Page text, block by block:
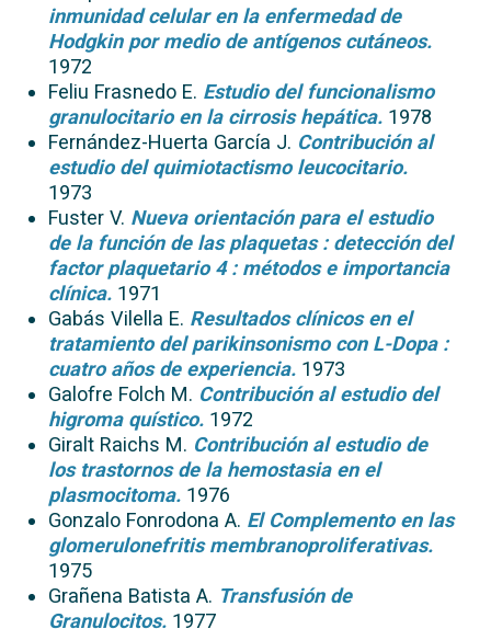
inmunidad celular en la enfermedad de
Hodgkin por medio de antígenos cutáneos.
1972
Feliu Frasnedo E. Estudio del funcionalismo
granulocitario en la cirrosis hepática. 1978
Fernández-Huerta García J. Contribución al
estudio del quimiotactismo leucocitario.
1973
Fuster V. Nueva orientación para el estudio
de la función de las plaquetas : detección del
factor plaquetario 4 : métodos e importancia
clínica. 1971
Gabás Vilella E. Resultados clínicos en el
tratamiento del parikinsonismo con L-Dopa :
cuatro años de experiencia. 1973
Galofre Folch M. Contribución al estudio del
higroma quístico. 1972
Giralt Raichs M. Contribución al estudio de
los trastornos de la hemostasia en el
plasmocitoma. 1976
Gonzalo Fonrodona A. El Complemento en las
glomerulonefritis membranoproliferativas.
1975
Grañena Batista A. Transfusión de
Granulocitos. 1977